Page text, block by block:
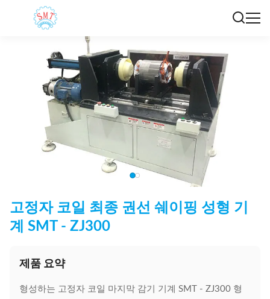
고정자 코일 최종 권선 쉐이핑 성형 기
계 SMT - ZJ300
제품 요약
형성하는 고정자 코일 마지막 감기 기계 SMT - ZJ300 형